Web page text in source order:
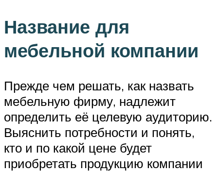
Название для
мебельной компании
Прежде чем решать, как назвать
мебельную фирму, надлежит
определить её целевую аудиторию.
Выяснить потребности и понять,
кто и по какой цене будет
приобретать продукцию компании